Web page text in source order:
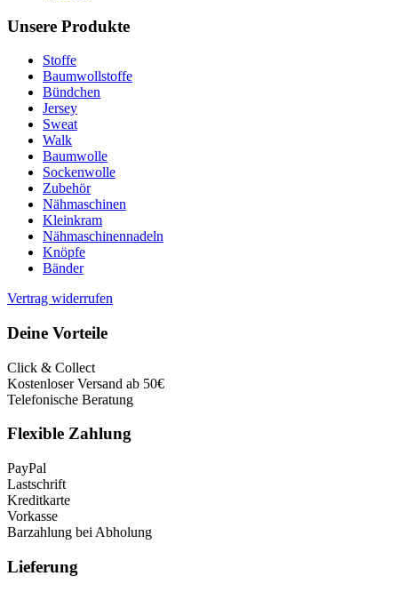
Unsere Produkte
Stoffe
Baumwollstoffe
Bündchen
Jersey
Sweat
Walk
Baumwolle
Sockenwolle
Zubehör
Nähmaschinen
Kleinkram
Nähmaschinennadeln
Knöpfe
Bänder
Vertrag widerrufen
Deine Vorteile
Click & Collect
Kostenloser Versand ab 50€
Telefonische Beratung
Flexible Zahlung
PayPal
Lastschrift
Kreditkarte
Vorkasse
Barzahlung bei Abholung
Lieferung